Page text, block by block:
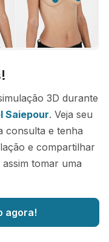
3D durante
Saiepour. Veja seu
consulta e tenha
e compartilhar
tomar uma
agora!